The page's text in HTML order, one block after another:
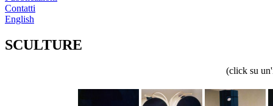
Contatti
English
SCULTURE
(click su